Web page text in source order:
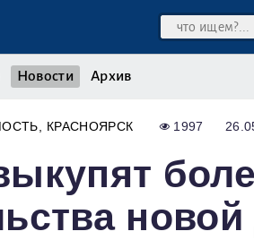
Новости Архив
КРАСНОЯРСК 1997
новой